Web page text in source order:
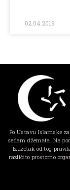
02.04.2019
Po Ustavu Islamske
sedam džemata. Na
Izuzetak od tog
različito prostorno